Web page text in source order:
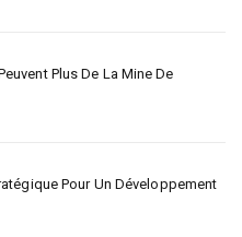
Plus De La Mine De
Pour Un Développement